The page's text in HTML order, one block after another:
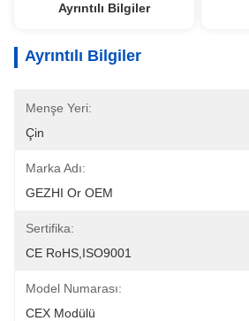
Ayrıntılı Bilgiler
Ayrıntılı Bilgiler
Menşe Yeri:
Çin
Marka Adı:
GEZHI Or OEM
Sertifika:
CE RoHS,ISO9001
Model Numarası:
CEX Modülü